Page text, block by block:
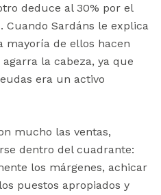
deduce al 30% por el
Cuando Sardáns le explica
mayoría de ellos hacen
la cabeza, ya que
era un activo
mucho las ventas,
dentro del cuadrante:
los márgenes, achicar
puestos apropiados y